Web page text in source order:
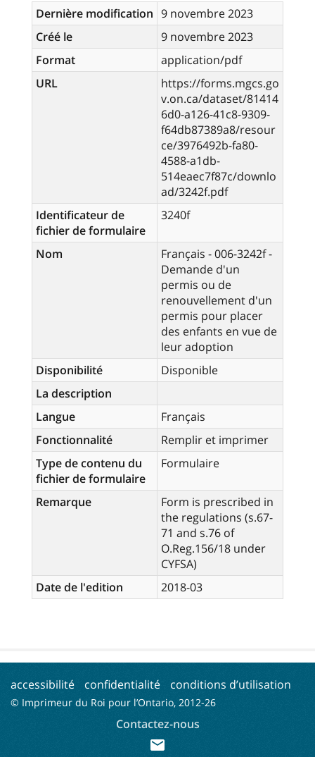
Dernière modification 9 novembre 2023
Créé le
9 novembre 2023
Format
application/pdf
URL
https://forms.mgcs.go
v.on.ca/dataset/81414
6d0-a126-41c8-9309-
f64db87389a8/resour
ce/3976492b-fa80-
4588-a1db-
514eaec7f87c/downlo
ad/3242f.pdf
Identificateur de
fichier de formulaire
3240f
Nom
Français - 006-3242f -
Demande d'un
permis ou de
renouvellement d'un
permis pour placer
des enfants en vue de
leur adoption
Disponibilité
Disponible
La description
Langue
Français
Fonctionnalité
Remplir et imprimer
Type de contenu du
fichier de formulaire
Formulaire
Remarque
Form is prescribed in
the regulations (s.67-
71 and s.76 of
O.Reg.156/18 under
CYFSA)
Date de l'edition
2018-03
accessibilité confidentialité conditions d’utilisation
© Imprimeur du Roi pour l’Ontario, 2012-26
Contactez-nous
mail